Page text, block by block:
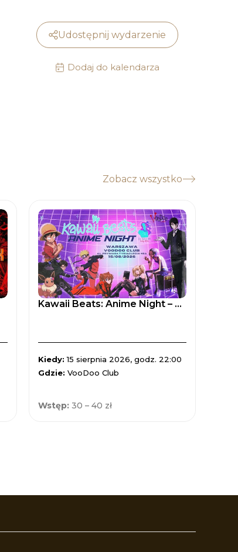
Udostępnij wydarzenie
Dodaj do kalendarza
Zobacz wszystko
Kawaii Beats: Anime Night – ...
Kiedy:15 sierpnia 2026, godz. 22:00
Gdzie: VooDoo Club
Wstęp: 30 – 40 zł